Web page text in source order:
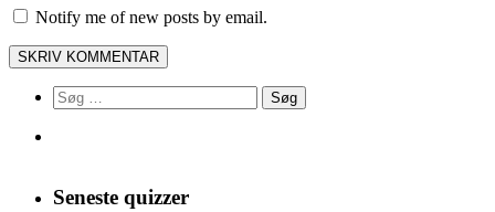
Notify me of new posts by email.
Søg
efter:
Seneste quizzer